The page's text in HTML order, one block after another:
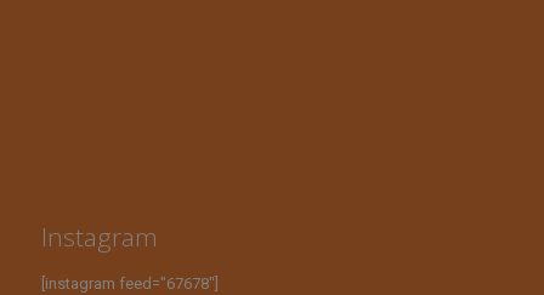
Instagram
[instagram feed="67678"]